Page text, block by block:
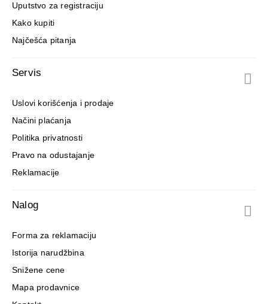
Uputstvo za registraciju
Kako kupiti
Najčešća pitanja
Servis
Uslovi korišćenja i prodaje
Načini plaćanja
Politika privatnosti
Pravo na odustajanje
Reklamacije
Nalog
Forma za reklamaciju
Istorija narudžbina
Snižene cene
Mapa prodavnice